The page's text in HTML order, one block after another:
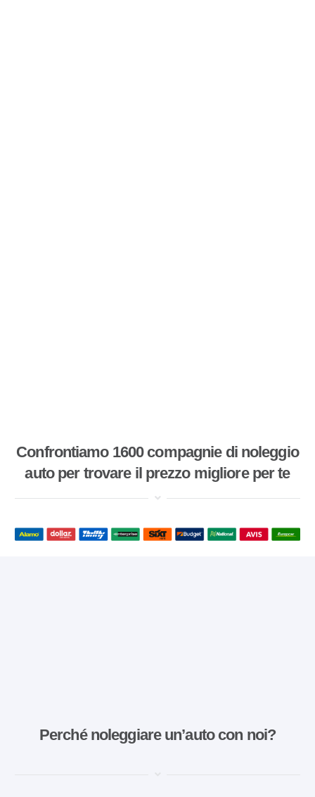
Confrontiamo 1600 compagnie di noleggio
auto per trovare il prezzo migliore per te
Perché noleggiare un’auto con noi?